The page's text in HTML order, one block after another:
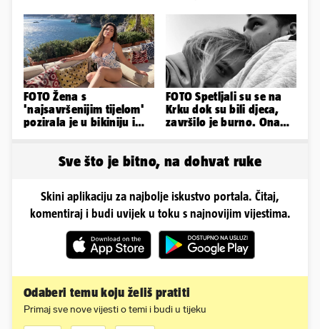
FOTO Žena s
'najsavršenijim tijelom'
pozirala je u bikiniju i
FOTO Spetljali su se na
Krku dok su bili djeca,
završilo je burno. Ona
Sve što je bitno, na dohvat ruke
Skini aplikaciju za najbolje iskustvo portala. Čitaj,
komentiraj i budi uvijek u toku s najnovijim vijestima.
Odaberi temu koju želiš pratiti
Primaj sve nove vijesti o temi i budi u tijeku